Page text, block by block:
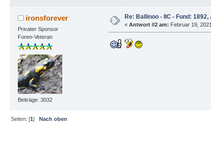
ironsforever
Privater Sponsor
Foren-Veteran
Beiträge: 3032
Re: Ballinoo - IIC - Fund:
« Antwort #2 am: Februar 19,
Seiten: [1]
Nach oben